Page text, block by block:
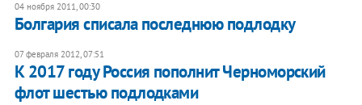
04 ноября 2011, 00:30
Болгария списала последнюю подлодку
07 февраля 2012, 07:51
К 2017 году Россия пополнит Черноморский
флот шестью подлодками